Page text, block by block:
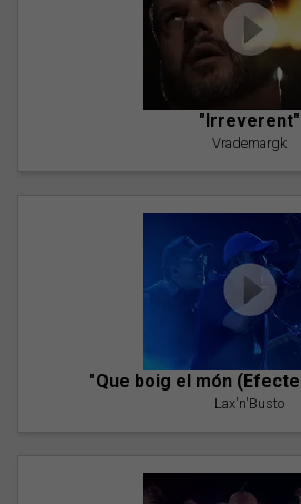
"Irreverent"
Vrademargk
"Que boig el món
Lax'n'Busto